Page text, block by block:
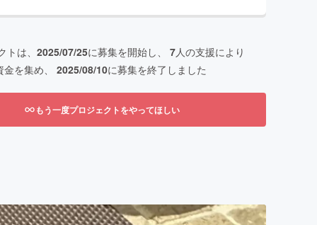
は、 2025/07/25に募集を開始し、 7人の支援により
を集め、 2025/08/10に募集を終了しました
もう一度プロジェクトをやってほしい